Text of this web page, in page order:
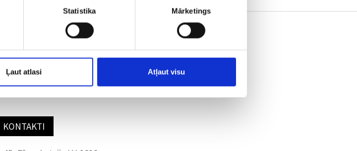
Statistika Mārketings
Ļaut atlasi Atļaut visu
KONTAKTI